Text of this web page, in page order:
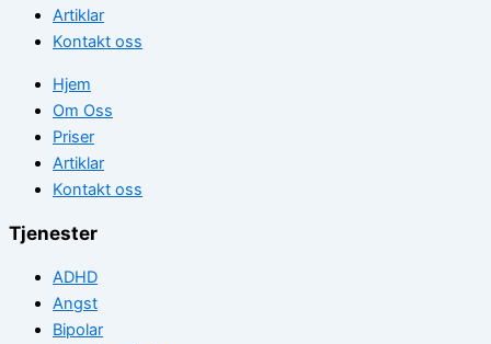
Artiklar
Kontakt oss
Hjem
Om Oss
Priser
Artiklar
Kontakt oss
Tjenester
ADHD
Angst
Bipolar